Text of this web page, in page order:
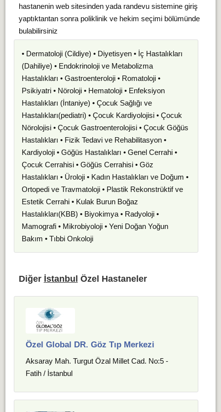
hastanenin web sitesinden yada randevu sistemine giriş
yaptıktantan sonra poliklinik ve hekim seçimi bölümünde
bulabilirsiniz
• Dermatoloji (Cildiye) • Diyetisyen • İç Hastalıkları
(Dahiliye) • Endokrinoloji ve Metabolizma
Hastalıkları • Gastroenteroloji • Romatoloji •
Psikiyatri • Nöroloji • Hematoloji • Enfeksiyon
Hastalıkları (İntaniye) • Çocuk Sağlığı ve
Hastalıkları(pediatri) • Çocuk Kardiyolojisi • Çocuk
Nörolojisi • Çocuk Gastroenterolojisi • Çocuk Göğüs
Hastalıkları • Fizik Tedavi ve Rehabilitasyon •
Kardiyoloji • Göğüs Hastalıkları • Genel Cerrahi •
Çocuk Cerrahisi • Göğüs Cerrahisi • Göz
Hastalıkları • Üroloji • Kadın Hastalıkları ve Doğum •
Ortopedi ve Travmatoloji • Plastik Rekonstrüktif ve
Estetik Cerrahi • Kulak Burun Boğaz
Hastalıkları(KBB) • Biyokimya • Radyoloji •
Mamografi • Mikrobiyoloji • Yeni Doğan Yoğun
Bakım • Tıbbi Onkoloji
Diğer İstanbul Özel Hastaneler
Özel Global DR. Göz Tıp Merkezi
Aksaray Mah. Turgut Özal Millet Cad. No:5 -
Fatih / İstanbul